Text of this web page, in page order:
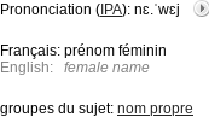
Prononciation ( IPA): nɛ.ˈwɛj
Français: prénom féminin
English:
female name
groupes du sujet: nom propre